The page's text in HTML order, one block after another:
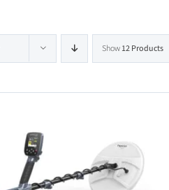
Show12 Products